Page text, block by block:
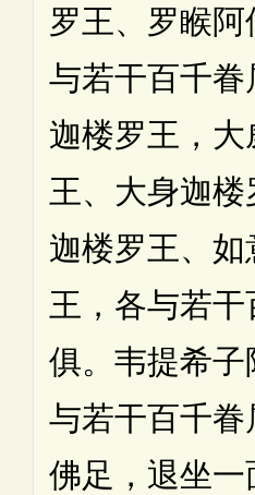
罗王、罗睺
与若干百千眷
迦楼罗王，大
王、大身迦
迦楼罗王、如
王，各与若干
俱。韦提希子
与若干百千
佛足，退坐一